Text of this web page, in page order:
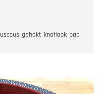
gehakt knoflook paprika